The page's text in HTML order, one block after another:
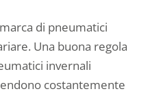
di pneumatici
Una buona regola
invernali
costantemente